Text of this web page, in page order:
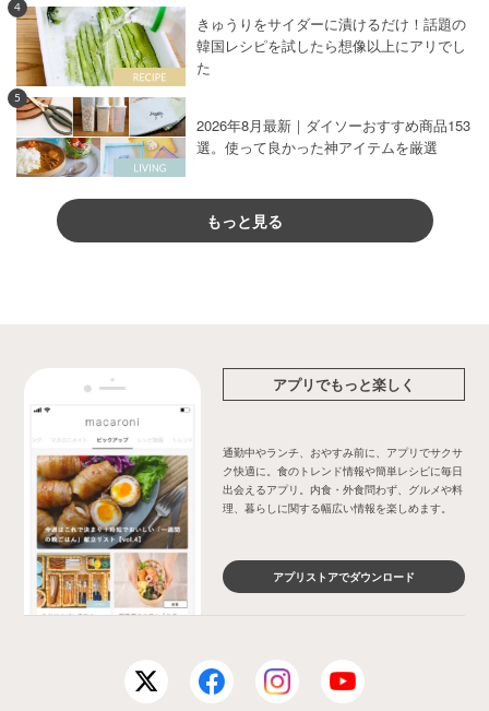
4
きゅうりをサイダーに漬けるだけ！話題の
韓国レシピを試したら想像以上にアリでし
た
5
2026年8月最新｜ダイソーおすすめ商品153
選。使って良かった神アイテムを厳選
もっと見る
アプリでもっと楽しく
通勤中やランチ、おやすみ前に、アプリでサクサ
ク快適に。食のトレンド情報や簡単レシピに毎日
出会えるアプリ。内食・外食問わず、グルメや料
理、暮らしに関する幅広い情報を楽しめます。
アプリストアでダウンロード